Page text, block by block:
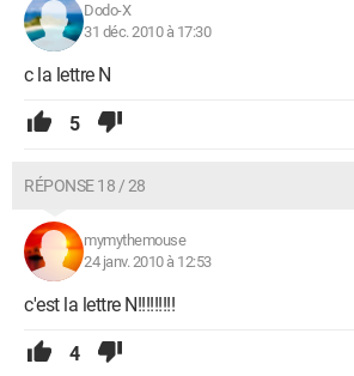
Dodo-X
31 déc. 2010 à 17:30
c la lettre N
5
RÉPONSE 18 / 28
mymythemouse
24 janv. 2010 à 12:53
c'est la lettre N!!!!!!!!!
4